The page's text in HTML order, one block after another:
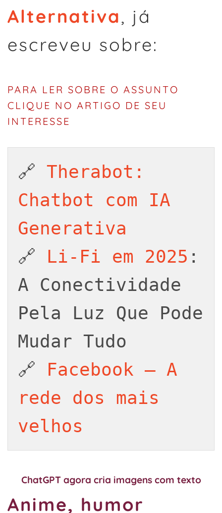
Alternativa, já
escreveu sobre:
PARA LER SOBRE O ASSUNTO
CLIQUE NO ARTIGO DE SEU
INTERESSE
🔗 Therabot:
Chatbot com IA
Generativa
🔗 Li-Fi em 2025 :
A Conectividade
Pela Luz Que Pode
Mudar Tudo
🔗 Facebook – A
rede dos mais
velhos
ChatGPT agora cria imagens com texto
Anime, humor